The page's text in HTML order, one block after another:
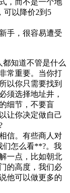
，而不是一个地
可以降价2到5
手，很容易遭受
知道不管是什么
常重要。当你打
以你只需要找到
须选择地址井，
细节，不要盲
让你决定做自己
信。有些商人对
们怎么看**?。我
一点，比如朝北
的高度，我们必
他可以做更多的